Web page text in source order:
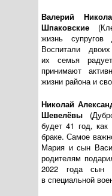
Валерий
Шпаковские
жизнь
Воспитали
их семья
принимают
жизни района и
Николай
Шевелёвы
будет 41 год, как
браке. Самое
Мария и сын
родителям
2022 года сын
в специальной